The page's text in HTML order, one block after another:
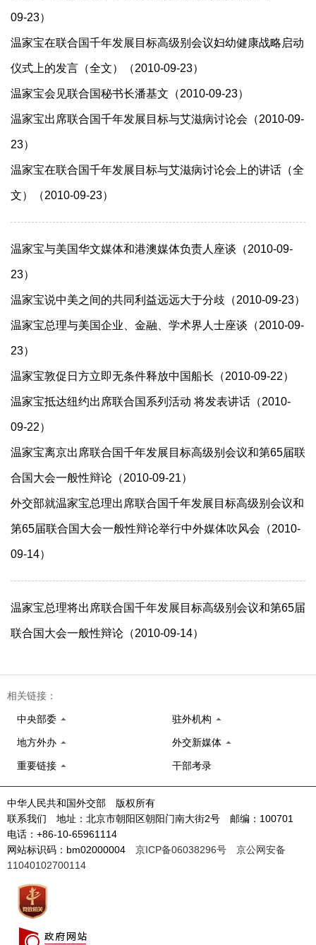
09-23）
温家宝在联合国千年发展目标高级别会议妇幼健康战略启动
仪式上的发言（全文）（2010-09-23）
温家宝会见联合国秘书长潘基文（2010-09-23）
温家宝出席联合国千年发展目标与艾滋病讨论会（2010-09-
23）
温家宝在联合国千年发展目标与艾滋病讨论会上的讲话（全
文）（2010-09-23）
温家宝与美国华文媒体和港澳媒体负责人座谈（2010-09-
23）
温家宝说中美之间的共同利益远远大于分歧（2010-09-23）
温家宝总理与美国企业、金融、学术界人士座谈（2010-09-
23）
温家宝敦促日方立即无条件释放中国船长（2010-09-22）
温家宝抵达纽约出席联合国系列活动 将发表讲话（2010-
09-22）
温家宝离京出席联合国千年发展目标高级别会议和第65届联
合国大会一般性辩论（2010-09-21）
外交部就温家宝总理出席联合国千年发展目标高级别会议和
第65届联合国大会一般性辩论举行中外媒体吹风会（2010-
09-14）
温家宝总理将出席联合国千年发展目标高级别会议和第65届
联合国大会一般性辩论（2010-09-14）
相关链接：
中央部委 驻外机构
地方外办 外交新媒体
重要链接 干部考录
中华人民共和国外交部 版权所有
联系我们 地址：北京市朝阳区朝阳门南大街2号 邮编：100701
电话：+86-10-65961114
网站标识码：bm02000004 京ICP备06038296号
京公网安备
11040102700114